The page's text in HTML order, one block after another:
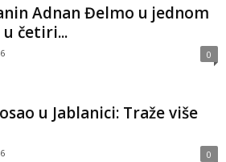
Adnan Đelmo u jednom
četiri...
0
u Jablanici: Traže više
0